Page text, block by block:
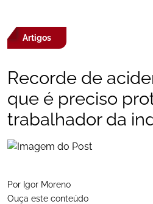
Artigos
Recorde de
que é preciso
trabalhador da
Por Igor Moreno
Ouça este conteúdo